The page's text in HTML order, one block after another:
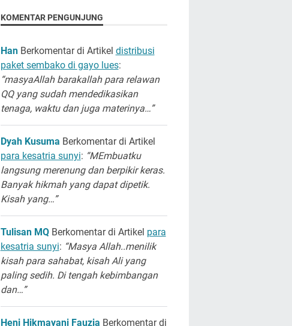
KOMENTAR PENGUNJUNG
HanBerkomentar di Artikel distribusi
paket sembako di gayo lues:
“masyaAllah barakallah para relawan
QQ yang sudah mendedikasikan
tenaga, waktu dan juga materinya…”
Dyah Kusuma Berkomentar di Artikel
para kesatria sunyi: “MEmbuatku
langsung merenung dan berpikir keras.
Banyak hikmah yang dapat dipetik.
Kisah yang…”
Tulisan MQBerkomentar di Artikel para
kesatria sunyi: “Masya Allah..menilik
kisah para sahabat, kisah Ali yang
paling sedih. Di tengah kebimbangan
dan…”
Heni Hikmayani Fauzia Berkomentar di